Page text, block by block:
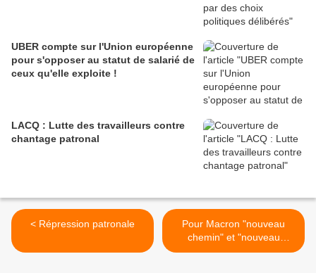
UBER compte sur l'Union européenne
pour s'opposer au statut de salarié de
ceux qu'elle exploite !
LACQ : Lutte des travailleurs contre
chantage patronal
< Répression patronale
Pour Macron "nouveau
chemin" et "nouveau
gouvernement" après les